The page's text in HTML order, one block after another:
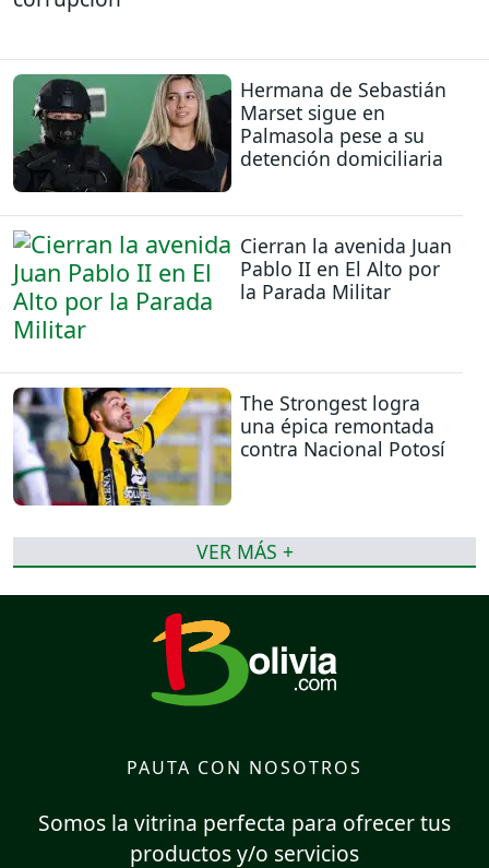
Hermana de Sebastián
Marset sigue en
Palmasola pese a su
detención domiciliaria
Cierran la avenida Juan
Pablo II en El Alto por
la Parada Militar
The Strongest logra
una épica remontada
contra Nacional Potosí
VER MÁS +
PAUTA CON NOSOTROS
Somos la vitrina perfecta para ofrecer tus
productos y/o servicios